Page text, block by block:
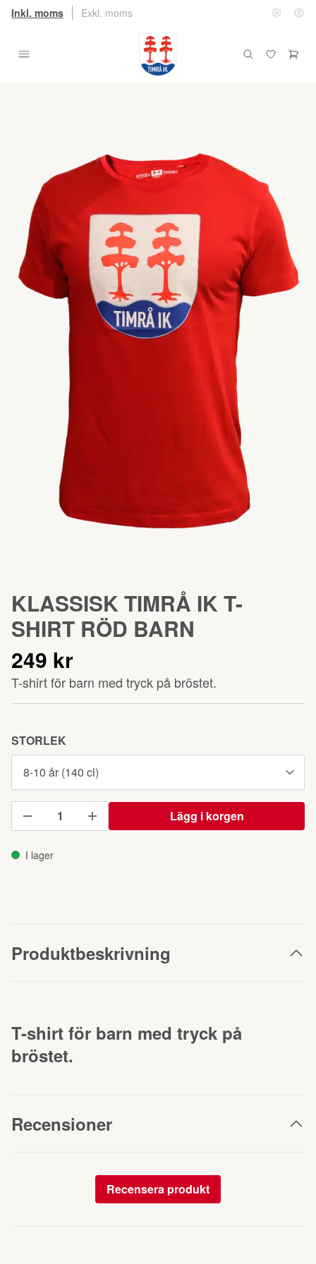
Inkl. moms Exkl. moms
KLASSISK TIMRÅ IK T-
SHIRT RÖD BARN
249 kr
T-shirt för barn med tryck på bröstet.
STORLEK
Lägg i korgen
I lager
Produktbeskrivning
T-shirt för barn med tryck på
bröstet.
Recensioner
Recensera produkt